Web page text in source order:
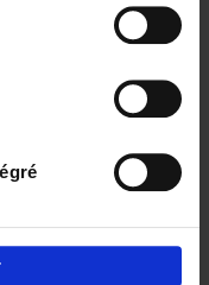
like a PRO -
edition (EN)